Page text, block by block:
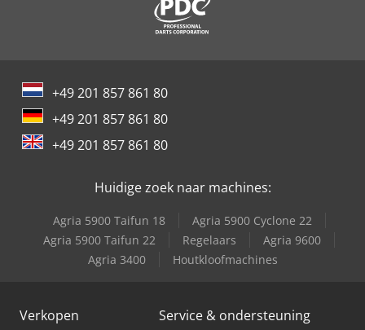
Deutz-Fahr Agrotron 210
Deutz-Fahr Agrotron 230
Deutz-Fahr Agrotron 80
Deutz-Fahr Agrotron K420
Deutz-Fahr Agrotron M420
Deutz-Fahr Agrotron Ttv 420
+49 201 857 861 80
+49 201 857 861 80
+49 201 857 861 80
Huidige zoek naar machines:
Agria 5900 Taifun 18
Agria 5900 Cyclone 22
Agria 5900 Taifun 22
Regelaars
Agria 9600
Agria 3400
Houtkloofmachines
Verkopen Service & ondersteuning